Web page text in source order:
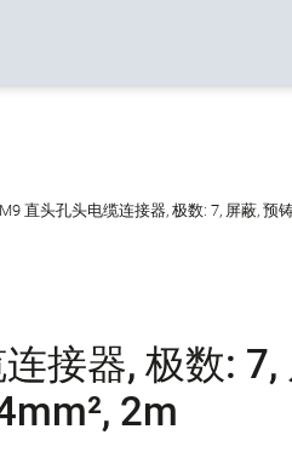
M9 直头孔头电缆连接器, 极数: 7, 屏蔽, 预
接器, 极数: 7,
2m